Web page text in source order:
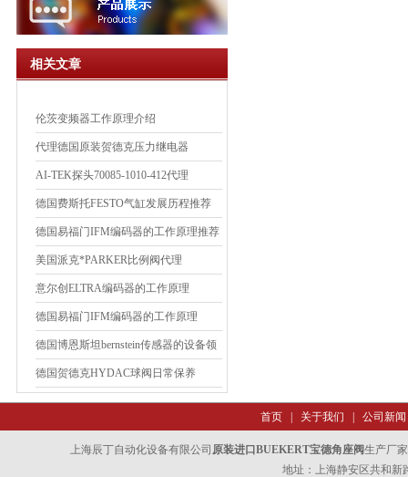
相关文章
伦茨变频器工作原理介绍
代理德国原装贺德克压力继电器
AI-TEK探头70085-1010-412代理
德国费斯托FESTO气缸发展历程推荐
德国易福门IFM编码器的工作原理推荐
美国派克*PARKER比例阀代理
意尔创ELTRA编码器的工作原理
德国易福门IFM编码器的工作原理
德国博恩斯坦bernstein传感器的设备领
域
德国贺德克HYDAC球阀日常保养
首页| 关于我们 公司新闻
上海辰丁自动化设备有限公司 原装进口BUEKERT宝德角座阀生产厂
地址：上海静安区共和新